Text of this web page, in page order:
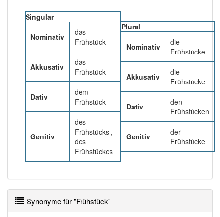
Singular
Nominativ
das
Frühstück
Akkusativ
das
Frühstück
Dativ
dem
Frühstück
Genitiv
des
Frühstücks ,
des
Frühstückes
Plural
Nominativ
die
Frühstücke
Akkusativ
die
Frühstücke
Dativ
den
Frühstücken
Genitiv
der
Frühstücke
Synonyme für "Frühstück"